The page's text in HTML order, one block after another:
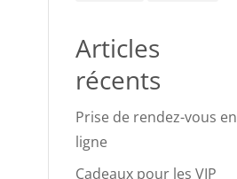
Articles
récents
Prise de rendez-vous en
ligne
Cadeaux pour les VIP